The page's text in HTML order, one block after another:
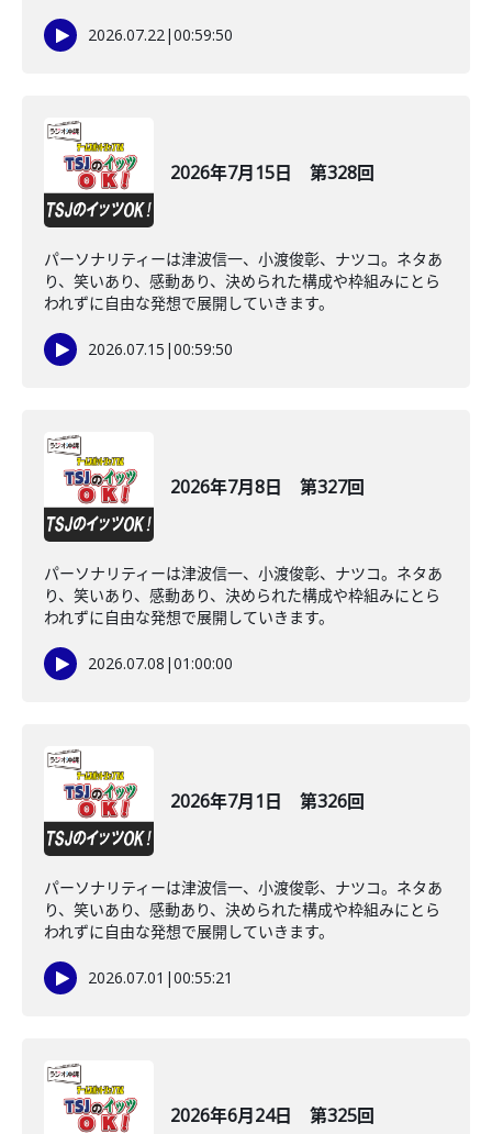
2026.07.22|00:59:50
2026年7月15日 第328回
パーソナリティーは津波信一、小渡俊彰、ナツコ。ネタあ
り、笑いあり、感動あり、決められた構成や枠組みにとら
われずに自由な発想で展開していきます。
2026.07.15 |00:59:50
2026年7月8日 第327回
パーソナリティーは津波信一、小渡俊彰、ナツコ。ネタあ
り、笑いあり、感動あり、決められた構成や枠組みにとら
われずに自由な発想で展開していきます。
2026.07.08 |01:00:00
2026年7月1日 第326回
パーソナリティーは津波信一、小渡俊彰、ナツコ。ネタあ
り、笑いあり、感動あり、決められた構成や枠組みにとら
われずに自由な発想で展開していきます。
2026.07.01 |00:55:21
2026年6月24日 第325回